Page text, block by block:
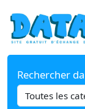
Rechercher